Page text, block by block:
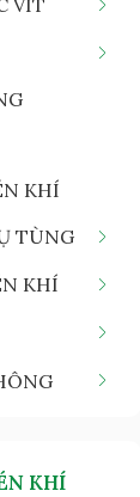
VÍT
KHÍ
TÙNG
KHÍ
KHÍ